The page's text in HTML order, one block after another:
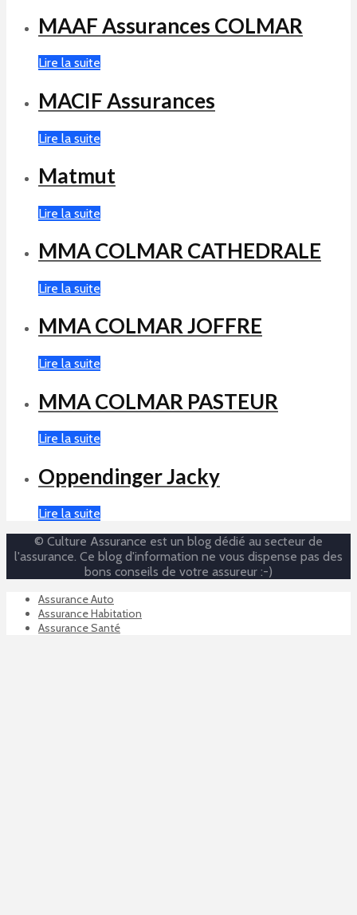
MAAF Assurances COLMAR
Lire la suite
MACIF Assurances
Lire la suite
Matmut
Lire la suite
MMA COLMAR CATHEDRALE
Lire la suite
MMA COLMAR JOFFRE
Lire la suite
MMA COLMAR PASTEUR
Lire la suite
Oppendinger Jacky
Lire la suite
© Culture Assurance est un blog dédié au secteur de
l'assurance. Ce blog d'information ne vous dispense pas des
bons conseils de votre assureur :-)
Assurance Auto
Assurance Habitation
Assurance Santé